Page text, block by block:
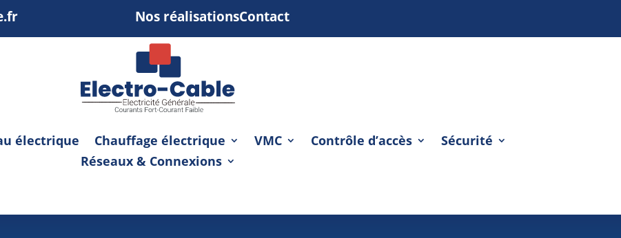
Nos réalisationsContact
électrique Chauffage électrique VMC Contrôle d’accès
Sécurité
Réseaux & Connexions